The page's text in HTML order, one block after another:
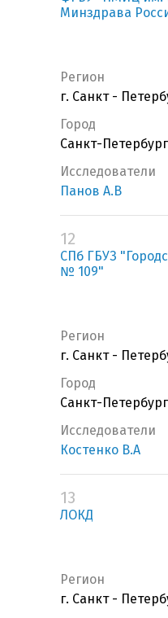
Минздрава
Регион
г. Санкт -
Город
Санкт-Петербург
Исследователи
Панов А.В
12
СПб ГБУЗ
№ 109"
Регион
г. Санкт -
Город
Санкт-Петербург
Исследователи
Костенко В.А
13
ЛОКД
Регион
г. Санкт -